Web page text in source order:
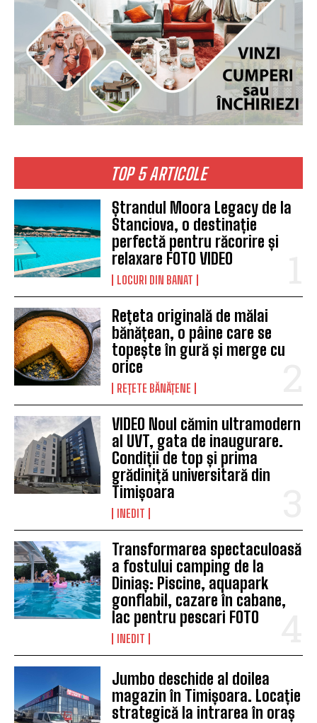
TOP 5 ARTICOLE
Ștrandul Moora Legacy de la
Stanciova, o destinație
perfectă pentru răcorire și
relaxare FOTO VIDEO
LOCURI DIN BANAT
Rețeta originală de mălai
bănățean, o pâine care se
topește în gură și merge cu
orice
REȚETE BĂNĂȚENE
VIDEO Noul cămin ultramodern
al UVT, gata de inaugurare.
Condiții de top și prima
grădiniță universitară din
Timișoara
INEDIT
Transformarea spectaculoasă
a fostului camping de la
Diniaș: Piscine, aquapark
gonflabil, cazare în cabane,
lac pentru pescari FOTO
INEDIT
Jumbo deschide al doilea
magazin în Timișoara. Locație
strategică la intrarea în oraș